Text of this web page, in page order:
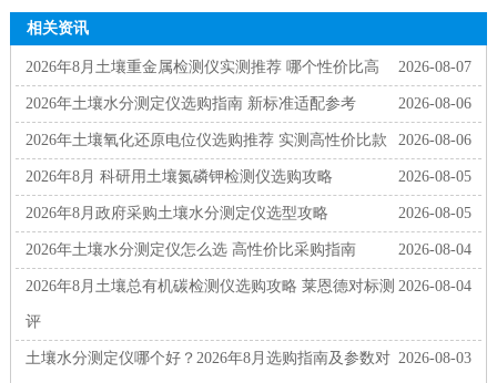
相关资讯
2026-08-07
2026年8月土壤重金属检测仪实测推荐 哪个性价比高
2026-08-06
2026年土壤水分测定仪选购指南 新标准适配参考
2026-08-06
2026年土壤氧化还原电位仪选购推荐 实测高性价比款
2026-08-05
2026年8月 科研用土壤氮磷钾检测仪选购攻略
2026-08-05
2026年8月政府采购土壤水分测定仪选型攻略
2026-08-04
2026年土壤水分测定仪怎么选 高性价比采购指南
2026-08-04
2026年8月土壤总有机碳检测仪选购攻略 莱恩德对标测
评
2026-08-03
土壤水分测定仪哪个好？2026年8月选购指南及参数对